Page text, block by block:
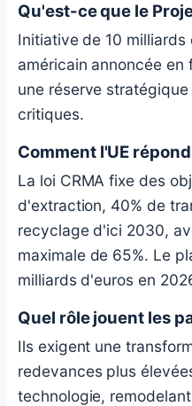
Qu'est-ce que le
Initiative de 10 milliards
américain annoncée
une réserve
critiques.
Comment l'UE
La loi CRMA fixe des
d'extraction, 40% de
recyclage d'ici 2030,
maximale de 65%. Le
milliards d'euros en
Quel rôle jouent les
Ils exigent une
redevances plus
technologie,